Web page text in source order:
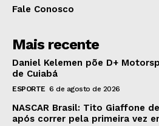
Fale Conosco
Mais recente
Daniel Kelemen põe D+
de Cuiabá
ESPORTE 6 de agosto de 2026
NASCAR Brasil: Tito Giaffone
após correr pela primeira vez